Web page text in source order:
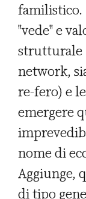
familistico.
"vede" e
strutturale
network,
re-fero) e
emergere
nome di
Aggiunge,
di tipo